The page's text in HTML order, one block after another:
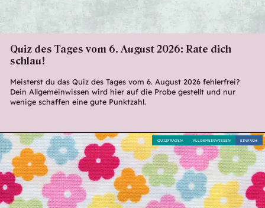
Quiz des Tages vom 6. August 2026: Rate dich
schlau!
Meisterst du das Quiz des Tages vom 6. August 2026 fehlerfrei?
Dein Allgemeinwissen wird hier auf die Probe gestellt und nur
wenige schaffen eine gute Punktzahl.
EINFACH
ALLGEMEINWISSEN
QUIZFRAGEN